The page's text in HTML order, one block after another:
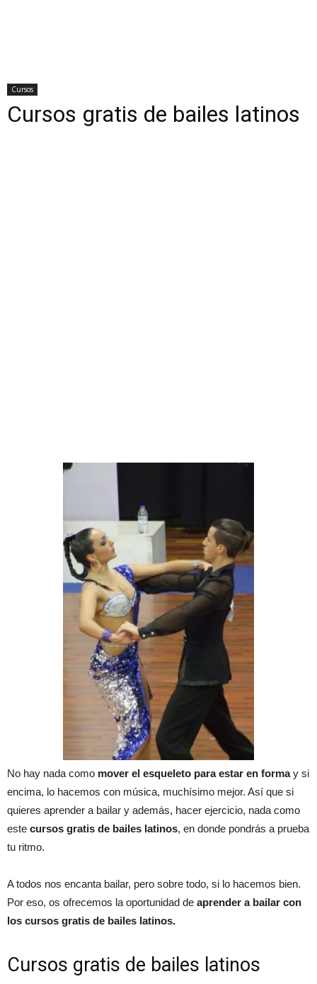
Cursos
Cursos gratis de bailes latinos
No hay nada como mover el esqueleto para estar en formay si
encima, lo hacemos con música, muchísimo mejor. Así que si
quieres aprender a bailar y además, hacer ejercicio, nada como
este cursos gratis de bailes latinos, en donde pondrás a prueba
tu ritmo.
A todos nos encanta bailar, pero sobre todo, si lo hacemos bien.
Por eso, os ofrecemos la oportunidad de aprender a bailar con
los cursos gratis de bailes latinos.
Cursos gratis de bailes latinos